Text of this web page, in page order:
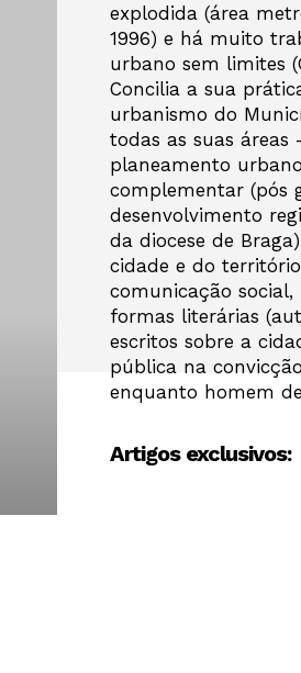
explodida (área
1996) e há muito
urbano sem limites
Concilia a sua
urbanismo do
todas as suas áreas
planeamento
complementar (pós
desenvolvimento
da diocese de
cidade e do
comunicação
formas literárias
escritos sobre a
pública na
enquanto homem
Artigos exclusivos: